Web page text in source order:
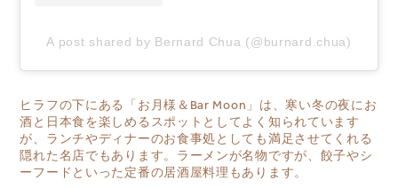
A post shared by Bernard Chua (@burnard.chua)
ヒラフの下にある「 お月様＆Bar Moon 」は、寒い冬の夜にお
酒と日本食を楽しめるスポットとしてよく知られています
が、ランチやディナーのお食事処としても満足させてくれる
隠れた名店でもあります。ラーメンが名物ですが、餃子やシ
ーフードといった定番の居酒屋料理もあります。